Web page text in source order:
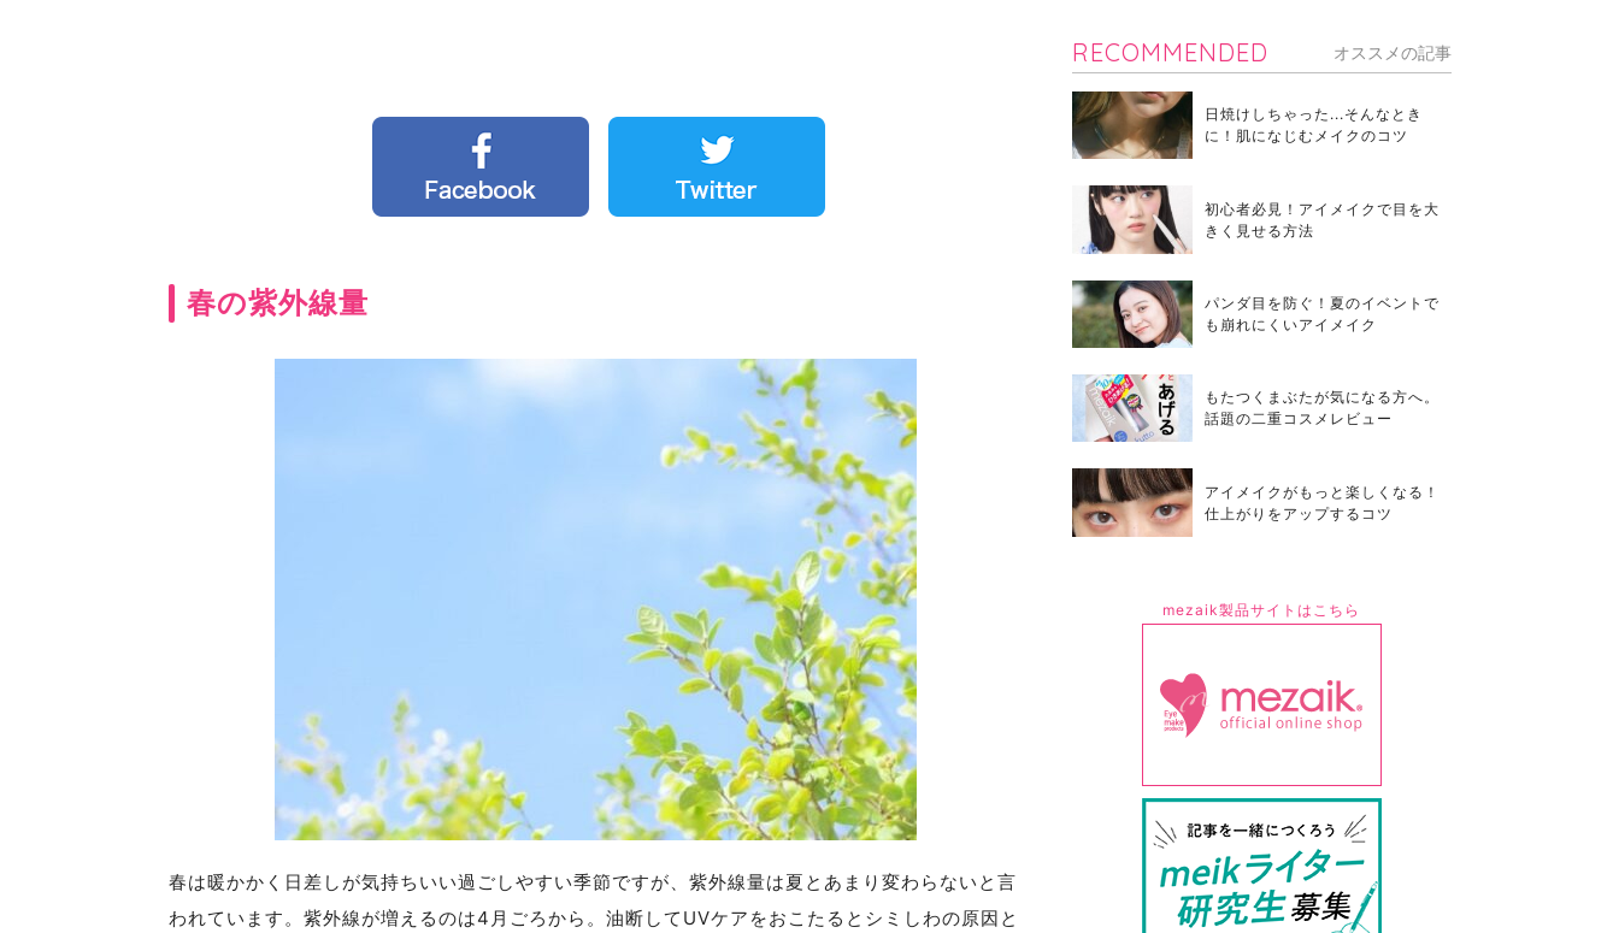
春の紫外線量
春は暖かかく日差しが気持ちいい過ごしやすい季節ですが、紫外線量は夏とあまり変わらないと言
われています。紫外線が増えるのは4月ごろから。油断してUVケアをおこたるとシミしわの原因と
RECOMMENDED オススメの記事
日焼けしちゃった...そんなとき
に！肌になじむメイクのコツ
初心者必見！アイメイクで目を大
きく見せる方法
パンダ目を防ぐ！夏のイベントで
も崩れにくいアイメイク
もたつくまぶたが気になる方へ。
話題の二重コスメレビュー
アイメイクがもっと楽しくなる！
仕上がりをアップするコツ
mezaik製品サイトはこちら